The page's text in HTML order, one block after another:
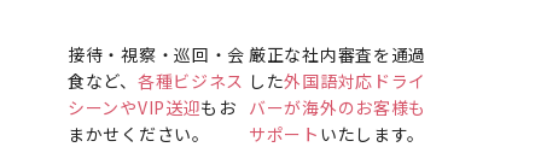
接待・視察・巡回・会
食など、 各種ビジネス
シーンやVIP送迎もお
まかせください。
厳正な社内審査を通過
した外国語対応ドライ
バーが海外のお客様も
サポート いたします。